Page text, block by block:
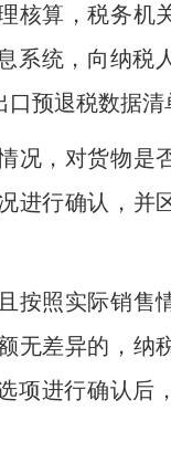
算，税务机
系统，向纳税
口预退税数据清
，对货物是
进行确认，并
照实际销售
无差异的，纳
项进行确认后